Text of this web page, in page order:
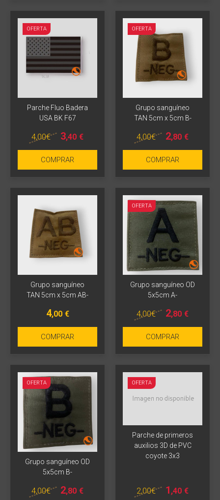
OFERTA
Parche Fluo Badera
USA BK F67
4,00€ 3,40 €
COMPRAR
OFERTA
Grupo sanguíneo
TAN 5cm x 5cm B-
4,00€ 2,80 €
COMPRAR
Grupo sanguíneo
TAN 5cm x 5cm AB-
4,00 €
COMPRAR
OFERTA
Grupo sanguíneo OD
5x5cm A-
4,00€ 2,80 €
COMPRAR
OFERTA
Grupo sanguíneo OD
5x5cm B-
4,00€ 2,80 €
OFERTA
Parche de primeros
auxilios 3D de PVC
coyote 3x3
2,00€ 1 ,40 €
Más info Más info